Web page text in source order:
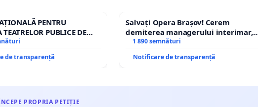
PENTRU
TEATRELOR PUBLICE DE
DIN ROMÂNIA
de transparență
Salvați Opera Brașov! Cerem
demiterea managerului interimar,
Petrean Lucian-Marius!
1 890 semnături
Notificare de transparență
PROPRIA PETIȚIE